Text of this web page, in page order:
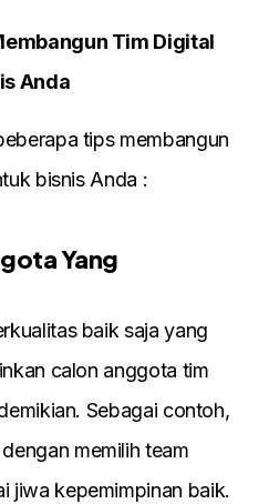
Tim Digital
Anda
tips membangun
bisnis Anda :
Yang
baik saja yang
calon anggota tim
Sebagai contoh,
memilih team
jiwa kepemimpinan baik.